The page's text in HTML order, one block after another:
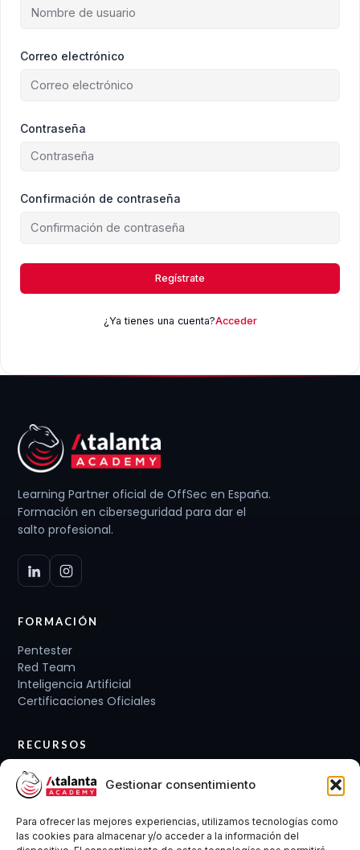
Gestionar consentimiento
Para ofrecer las mejores experiencias, utilizamos tecnologías como
las cookies para almacenar y/o acceder a la información del
Correo electrónico
Contraseña
Confirmación de contraseña
Regístrate
¿Ya tienes una cuenta?Acceder
Learning Partner oficial de OffSec en España.
Formación en ciberseguridad para dar el
salto profesional.
FORMACIÓN
Pentester
Red Team
Inteligencia Artificial
Certificaciones Oficiales
RECURSOS
Planes de carrera
Cursos y Packs
Conócenos